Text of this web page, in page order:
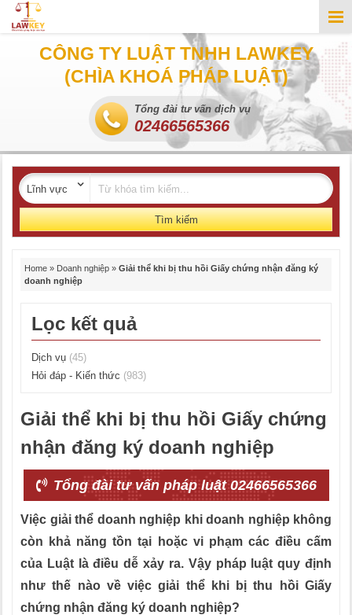
CÔNG TY LUẬT TNHH LAWKEY
(CHÌA KHOÁ PHÁP LUẬT)
Tổng đài tư vấn dịch vụ
02466565366
Tìm kiếm
Home » Doanh nghiệp » Giải thể khi bị thu hồi Giấy chứng nhận đăng ký
doanh nghiệp
Lọc kết quả
Dịch vụ (45)
Hỏi đáp - Kiến thức (983)
Giải thể khi bị thu hồi Giấy chứng
nhận đăng ký doanh nghiệp
Tổng đài tư vấn pháp luật 02466565366
Việc giải thể doanh nghiệp khi doanh nghiệp không
còn khả năng tồn tại hoặc vi phạm các điều cấm
của Luật là điều dễ xảy ra. Vậy pháp luật quy định
như thế nào về việc giải thể khi bị thu hồi Giấy
chứng nhận đăng ký doanh nghiệp?